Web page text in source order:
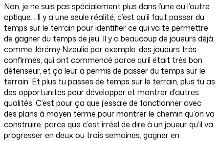
Non, je ne suis pas spécialement plus dans l’une ou l’autre
optique... Il y a une seule réalité, c’est qu’il faut passer du
temps sur le terrain pour identifier ce qui va te permettre
de gagner du temps de jeu. Il y a beaucoup de joueurs déjà,
comme Jérémy Nzeulie par exemple, des joueurs très
confirmés, qui ont commencé parce qu’il était très bon
défenseur, et ça leur a permis de passer du temps sur le
terrain. Et plus tu passes de temps sur le terrain, plus tu as
des opportunités pour développer et montrer d’autres
qualités. C’est pour ça que j’essaie de fonctionner avec
des plans à moyen terme pour montrer le chemin qu’on va
construire, parce que c’est irréel de dire à un joueur qu’il va
progresser en deux ou trois semaines, gagner en